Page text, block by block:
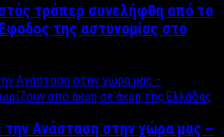
τράπερ συνελήφθη από το
της αστυνομίας στο
την Ανάσταση στην χώρα μας –